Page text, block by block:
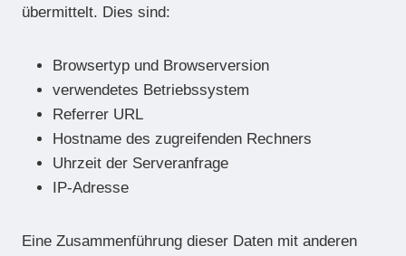
übermittelt. Dies sind:
Browsertyp und Browserversion
verwendetes Betriebssystem
Referrer URL
Hostname des zugreifenden Rechners
Uhrzeit der Serveranfrage
IP-Adresse
Eine Zusammenführung dieser Daten mit anderen